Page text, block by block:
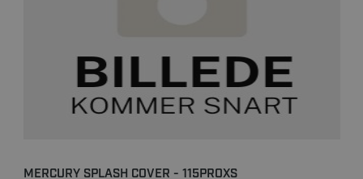
MERCURY SPLASH COVER - 115PROXS